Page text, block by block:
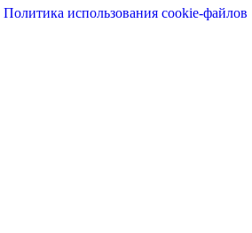
Политика использования cookie-файлов